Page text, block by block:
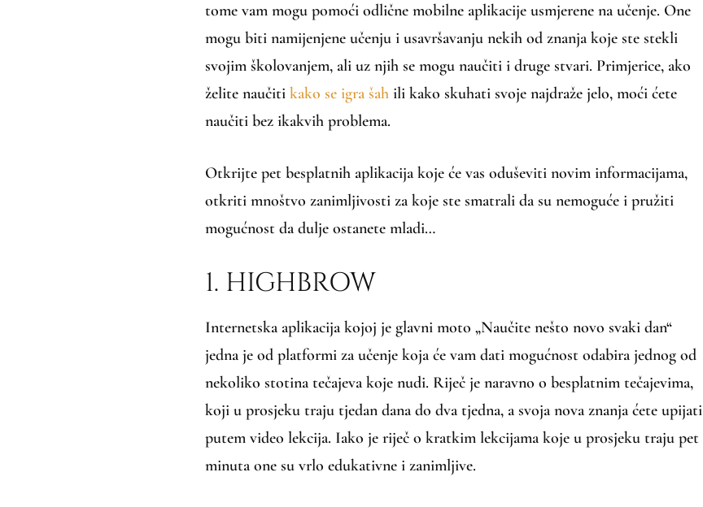
tome vam mogu pomoći odlične mobilne aplikacije usmjerene na učenje. One
mogu biti namijenjene učenju i usavršavanju nekih od znanja koje ste stekli
svojim školovanjem, ali uz njih se mogu naučiti i druge stvari. Primjerice, ako
želite naučiti kako se igra šah ili kako skuhati svoje najdraže jelo, moći ćete
naučiti bez ikakvih problema.
Otkrijte pet besplatnih aplikacija koje će vas oduševiti novim informacijama,
otkriti mnoštvo zanimljivosti za koje ste smatrali da su nemoguće i pružiti
mogućnost da dulje ostanete mladi…
1. HIGHBROW
Internetska aplikacija kojoj je glavni moto „Naučite nešto novo svaki dan“
jedna je od platformi za učenje koja će vam dati mogućnost odabira jednog od
nekoliko stotina tečajeva koje nudi. Riječ je naravno o besplatnim tečajevima,
koji u prosjeku traju tjedan dana do dva tjedna, a svoja nova znanja ćete upijati
putem video lekcija. Iako je riječ o kratkim lekcijama koje u prosjeku traju pet
minuta one su vrlo edukativne i zanimljive.